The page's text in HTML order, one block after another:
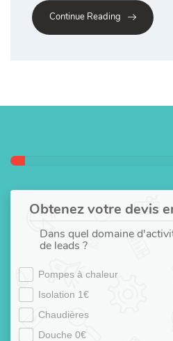
Continue Reading
Obtenez votre devis
Dans quel domaine
de leads ?
Pompes à chaleur
Isolation 1€
Chaudières
Douche 0€